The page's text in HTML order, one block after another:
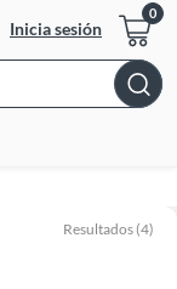
Inicia sesión
Resultados (4)